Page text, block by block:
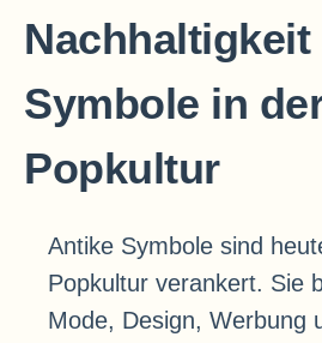
Symbole in
Popkultur
Antike Symbole sind
Popkultur verankert. Sie
Mode, Design, Werbung